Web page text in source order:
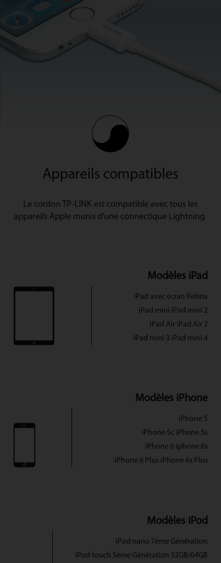
Appareils compatibles
Le cordon TP-LINK est compatible avec tous les
appareils Apple munis d'une connectique Lightning.
Modèles iPad
iPad avec écran Retina
iPad mini iPad mini 2
iPad Air iPad Air 2
iPad mini 3 iPad mini 4
Modèles iPhone
iPhone 5
iPhone 5c iPhone 5s
iPhone 6 iphone 6s
iPhone 6 Plus iPhone 6s Plus
Modèles iPod
iPod nano 7ème Génération
iPod touch 5ème Génération 32GB/64GB